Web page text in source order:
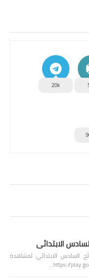
20k
الابتدائي
السادس الابتدائي لمشاهدة